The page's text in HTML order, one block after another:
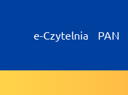
e-Czytelnia PAN